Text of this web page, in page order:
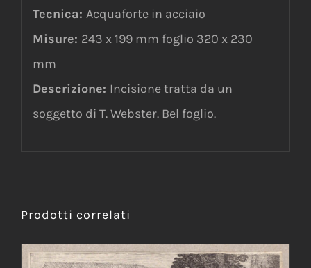
Tecnica: Acquaforte in acciaio
Misure: 243 x 199 mm foglio 320 x 230
mm
Descrizione: Incisione tratta da un
soggetto di T. Webster. Bel foglio.
Prodotti correlati